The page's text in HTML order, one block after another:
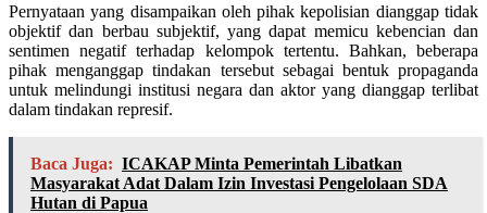
Pernyataan yang disampaikan oleh pihak kepolisian dianggap tidak
objektif dan berbau subjektif, yang dapat memicu kebencian dan
sentimen negatif terhadap kelompok tertentu. Bahkan, beberapa
pihak menganggap tindakan tersebut sebagai bentuk propaganda
untuk melindungi institusi negara dan aktor yang dianggap terlibat
dalam tindakan represif.
Baca Juga: ICAKAP Minta Pemerintah Libatkan
Masyarakat Adat Dalam Izin Investasi Pengelolaan SDA
Hutan di Papua